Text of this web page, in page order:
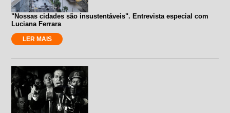
"Nossas cidades são insustentáveis". Entrevista especial com
Luciana Ferrara
LER MAIS